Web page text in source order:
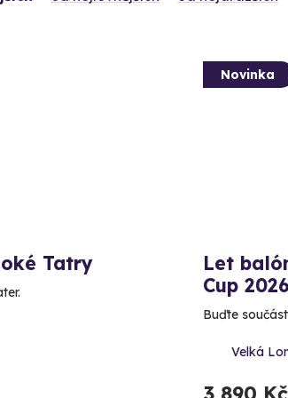
Tatry
Novinka
Let
Cup 2026
Buďte
Velká